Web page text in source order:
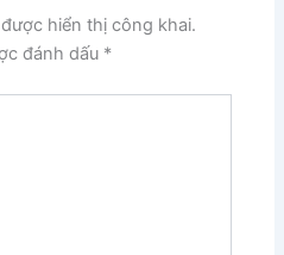
hiển thị công khai.
đánh dấu *